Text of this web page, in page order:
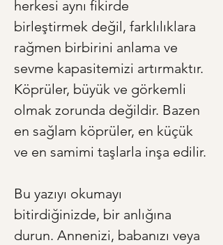
herkesi aynı fikirde
birleştirmek değil, farklılıklara
rağmen birbirini anlama ve
sevme kapasitemizi artırmaktır.
Köprüler, büyük ve görkemli
olmak zorunda değildir. Bazen
en sağlam köprüler, en küçük
ve en samimi taşlarla inşa edilir.
Bu yazıyı okumayı
bitirdiğinizde, bir anlığına
durun. Annenizi, babanızı veya